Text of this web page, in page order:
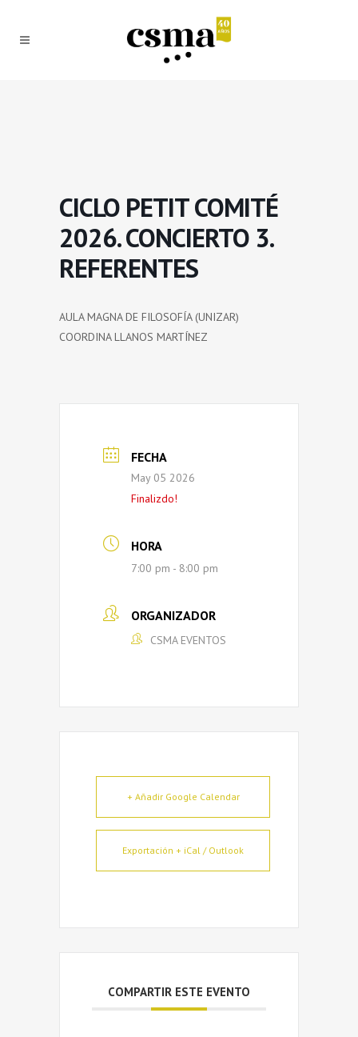
CICLO PETIT COMITÉ
2026. CONCIERTO 3.
REFERENTES
AULA MAGNA DE FILOSOFÍA (UNIZAR)
COORDINA LLANOS MARTÍNEZ
FECHA
May 05 2026
Finalizdo!
HORA
7:00 pm - 8:00 pm
ORGANIZADOR
CSMA EVENTOS
+ Añadir Google Calendar
Exportación + iCal / Outlook
COMPARTIR ESTE EVENTO